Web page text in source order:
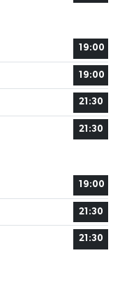
19:00
19:00
21:30
21:30
19:00
21:30
21:30